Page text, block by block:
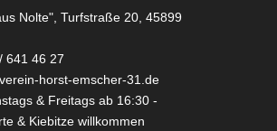
Nolte", Turfstraße 20, 45899
641 46 27
horst-emscher-31.de
& Freitags ab 16:30 -
& Kiebitze willkommen